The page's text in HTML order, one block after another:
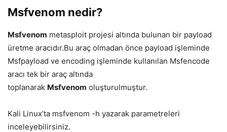
Msfvenom nedir?
Msfvenom metasploit projesi altında bulunan bir payload
üretme aracıdır.Bu araç olmadan önce payload işleminde
Msfpayload ve encoding işleminde kullanılan Msfencode
aracı tek bir araç altında
toplanarak Msfvenom oluşturulmuştur.
Kali Linux’ta msfvenom -h yazarak parametreleri
inceleyebilirsiniz.